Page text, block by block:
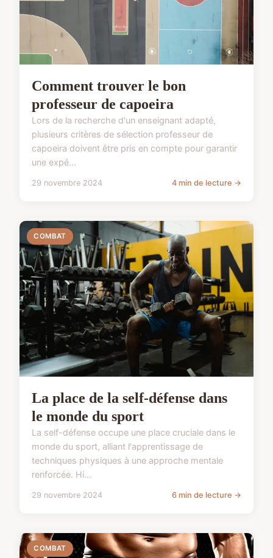
Comment trouver le bon
professeur de capoeira
Lors de la recherche d'un enseignant adapté,
plusieurs critères de sélection professeur de
capoeira doivent être pris en compte pour garantir
une expé...
29 novembre 2024 4 min de lecture →
COMBAT
La place de la self-défense dans
le monde du sport
La self-défense occupe une place cruciale dans le
monde du sport, alliant l'apprentissage de
techniques physiques à une approche mentale
renforcée. Hi...
29 novembre 2024 6 min de lecture →
COMBAT